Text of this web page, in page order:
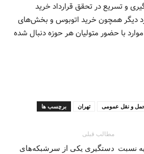
و تسریع در تحقق قرارداد خريد
ديگر همچون خريد اتوبوس و بخش‌های
با حضور متولیان هر حوزه دنبال شده
برچسب ها تهران و نقل عمومی
مطالب قبلی
دستگیری یکی از سرشبکه‌های نسبت